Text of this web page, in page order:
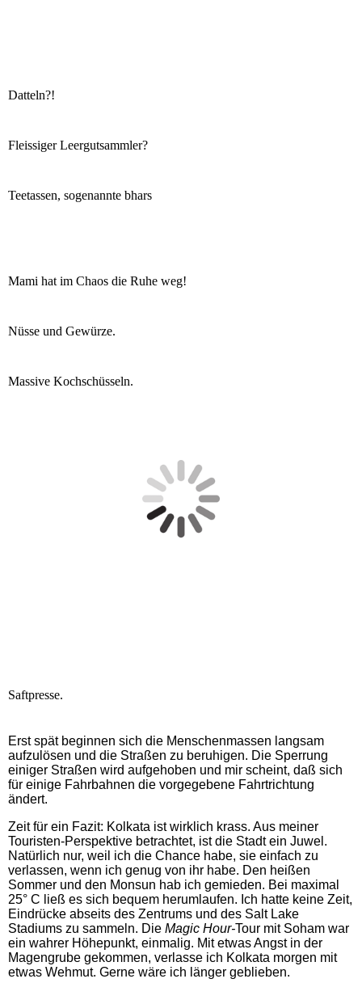
Datteln?!
Fleissiger Leergutsammler?
Teetassen, sogenannte bhars
Mami hat im Chaos die Ruhe weg!
Nüsse und Gewürze.
Massive Kochschüsseln.
Saftpresse.
Erst spät beginnen sich die Menschenmassen langsam
aufzulösen und die Straßen zu beruhigen. Die Sperrung
einiger Straßen wird aufgehoben und mir scheint, daß sich
für einige Fahrbahnen die vorgegebene Fahrtrichtung
ändert.
Zeit für ein Fazit: Kolkata ist wirklich krass. Aus meiner
Touristen-Perspektive betrachtet, ist die Stadt ein Juwel.
Natürlich nur, weil ich die Chance habe, sie einfach zu
verlassen, wenn ich genug von ihr habe. Den heißen
Sommer und den Monsun hab ich gemieden. Bei maximal
25° C ließ es sich bequem herumlaufen. Ich hatte keine Zeit,
Eindrücke abseits des Zentrums und des Salt Lake
Stadiums zu sammeln. Die Magic Hour-Tour mit Soham war
ein wahrer Höhepunkt, einmalig. Mit etwas Angst in der
Magengrube gekommen, verlasse ich Kolkata morgen mit
etwas Wehmut. Gerne wäre ich länger geblieben.